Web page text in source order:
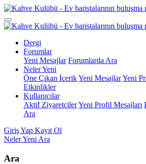
Dergi
Forumlar
Yeni Mesajlar Forumlarda Ara
Neler Yeni
Öne Çıkan İçerikYeni MesajlarYeni
Etkinlikler
Kullanıcılar
Aktif ZiyaretçilerYeni Profil Mesajları
Ara
Giriş Yap Kayıt Ol
Neler Yeni Ara
Ara